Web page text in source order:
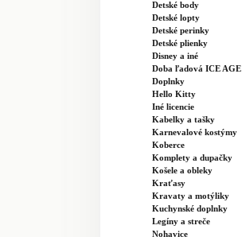
Detské body
Detské lopty
Detské perinky
Detské plienky
Disney a iné
Doba ľadová ICE AGE
Doplnky
Hello Kitty
Iné licencie
Kabelky a tašky
Karnevalové kostýmy
Koberce
Komplety a dupačky
Košele a obleky
Kraťasy
Kravaty a motýliky
Kuchynské doplnky
Legíny a streče
Nohavice